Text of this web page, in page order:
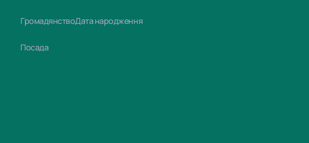
Громадянство
Посада
Дата народження